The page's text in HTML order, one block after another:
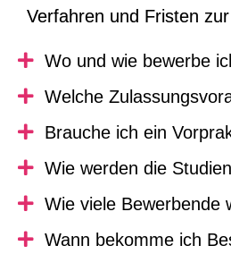
Verfahren und Fristen zur
Wo und wie bewerbe
Welche
Brauche ich ein
Wie werden die
Wie viele Bewerbende
Wann bekomme ich